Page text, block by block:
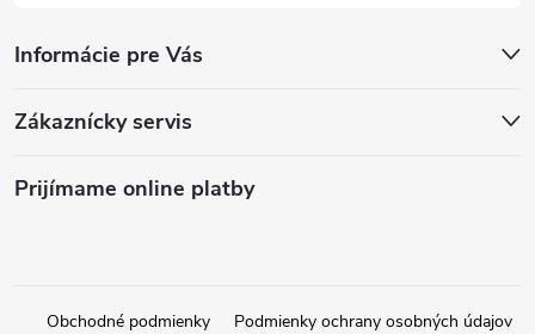
Informácie pre Vás
Zákaznícky servis
Prijímame online platby
Obchodné podmienky
Podmienky ochrany osobných údajov